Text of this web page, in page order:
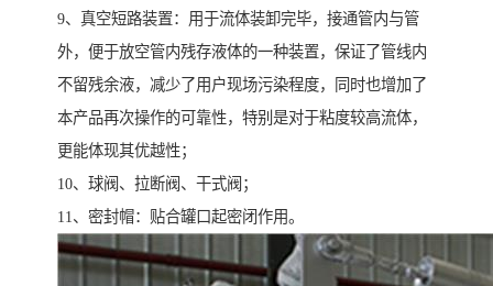
9、真空短路装置：用于流体装卸完毕，接通管内与管
外，便于放空管内残存液体的一种装置，保证了管线内
不留残余液，减少了用户现场污染程度，同时也增加了
本产品再次操作的可靠性，特别是对于粘度较高流体，
更能体现其优越性；
10、球阀、拉断阀、干式阀；
11、密封帽：贴合罐口起密闭作用。